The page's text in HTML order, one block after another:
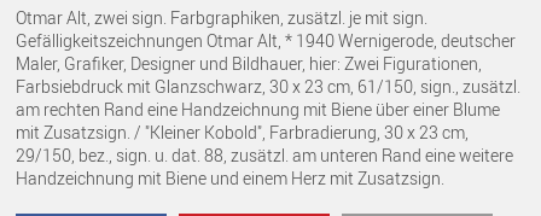
Otmar Alt, zwei sign. Farbgraphiken, zusätzl. je mit sign.
Gefälligkeitszeichnungen Otmar Alt, * 1940 Wernigerode, deutscher
Maler, Grafiker, Designer und Bildhauer, hier: Zwei Figurationen,
Farbsiebdruck mit Glanzschwarz, 30 x 23 cm, 61/150, sign., zusätzl.
am rechten Rand eine Handzeichnung mit Biene über einer Blume
mit Zusatzsign. / "Kleiner Kobold", Farbradierung, 30 x 23 cm,
29/150, bez., sign. u. dat. 88, zusätzl. am unteren Rand eine weitere
Handzeichnung mit Biene und einem Herz mit Zusatzsign.